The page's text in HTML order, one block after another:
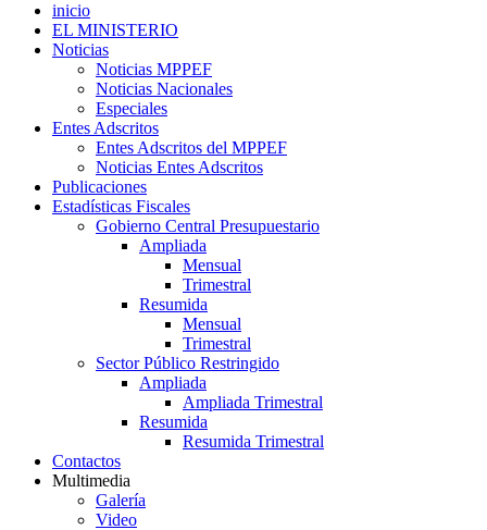
inicio
EL MINISTERIO
Noticias
Noticias MPPEF
Noticias Nacionales
Especiales
Entes Adscritos
Entes Adscritos del MPPEF
Noticias Entes Adscritos
Publicaciones
Estadísticas Fiscales
Gobierno Central Presupuestario
Ampliada
Mensual
Trimestral
Resumida
Mensual
Trimestral
Sector Público Restringido
Ampliada
Ampliada Trimestral
Resumida
Resumida Trimestral
Contactos
Multimedia
Galería
Video